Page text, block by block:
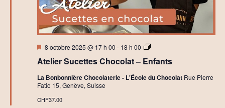
Atelier Sucettes Chocolat – Enfants
Mis
avant
8 octobre 2025 @ 17 h 00 - 18 h 00
A
e
i
La Bonbonnière Chocolaterie - L'École du Chocolat Rue Pierre
Fatio 15, Genève, Suisse
CHF37.00